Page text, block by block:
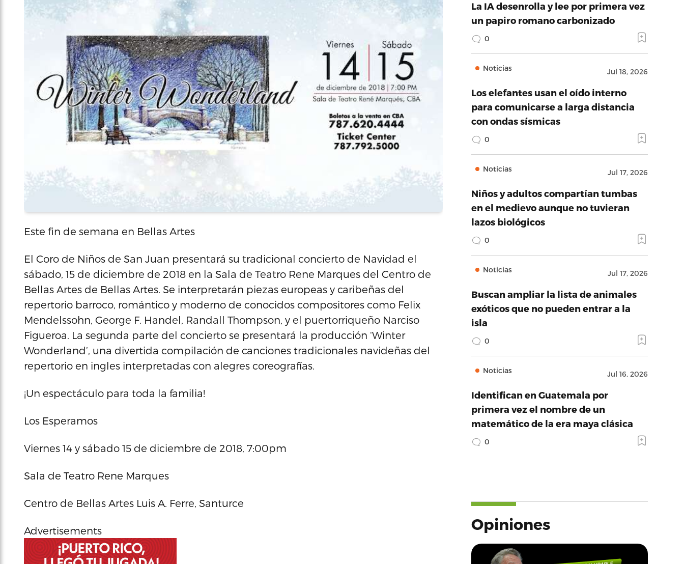
Este fin de semana en Bellas Artes
El Coro de Niños de San Juan presentará su tradicional concierto de Navidad el
sábado, 15 de diciembre de 2018 en la Sala de Teatro Rene Marques del Centro de
Bellas Artes de Bellas Artes. Se interpretarán piezas europeas y caribeñas del
repertorio barroco, romántico y moderno de conocidos compositores como Felix
Mendelssohn, George F. Handel, Randall Thompson, y el puertorriqueño Narciso
Figueroa. La segunda parte del concierto se presentará la producción ‘Winter
Wonderland’, una divertida compilación de canciones tradicionales navideñas del
repertorio en ingles interpretadas con alegres coreografías.
¡Un espectáculo para toda la familia!
Los Esperamos
Viernes 14 y sábado 15 de diciembre de 2018, 7:00pm
Sala de Teatro Rene Marques
Centro de Bellas Artes Luis A. Ferre, Santurce
Advertisements
La IA desenrolla y lee por primera vez
un papiro romano carbonizado
0
Noticias Jul 18, 2026
Los elefantes usan el oído interno
para comunicarse a larga distancia
con ondas sísmicas
0
Noticias Jul 17, 2026
Niños y adultos compartían tumbas
en el medievo aunque no tuvieran
lazos biológicos
0
Noticias Jul 17, 2026
Buscan ampliar la lista de animales
exóticos que no pueden entrar a la
isla
0
Noticias Jul 16, 2026
Identifican en Guatemala por
primera vez el nombre de un
matemático de la era maya clásica
0
Opiniones